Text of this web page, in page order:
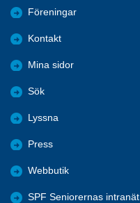
Föreningar
Kontakt
Mina sidor
Sök
Lyssna
Press
Webbutik
SPF Seniorernas intranät